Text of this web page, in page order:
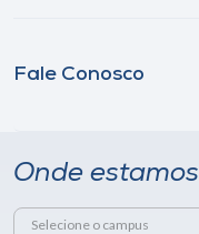
Fale Conosco
Onde estamos
Selecione o campus